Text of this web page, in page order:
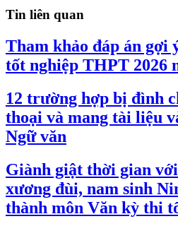
Tin liên quan
Tham khảo đáp án gợi
tốt nghiệp THPT 2026
12 trường hợp bị đình
thoại và mang tài liệu
Ngữ văn
Giành giật thời gian
xương đùi, nam sinh
thành môn Văn kỳ thi